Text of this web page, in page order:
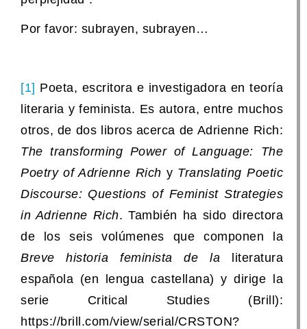
Por favor: subrayen, subrayen…
[1] Poeta, escritora e investigadora en teoría
literaria y feminista. Es autora, entre muchos
otros, de dos libros acerca de Adrienne Rich:
The transforming Power of Language: The
Poetry of Adrienne Rich y Translating Poetic
Discourse: Questions of Feminist Strategies
in Adrienne Rich. También ha sido directora
de los seis volúmenes que componen la
Breve historia feminista de la literatura
española (en lengua castellana) y dirige la
serie Critical Studies (Brill):
https://brill.com/view/serial/CRSTON?